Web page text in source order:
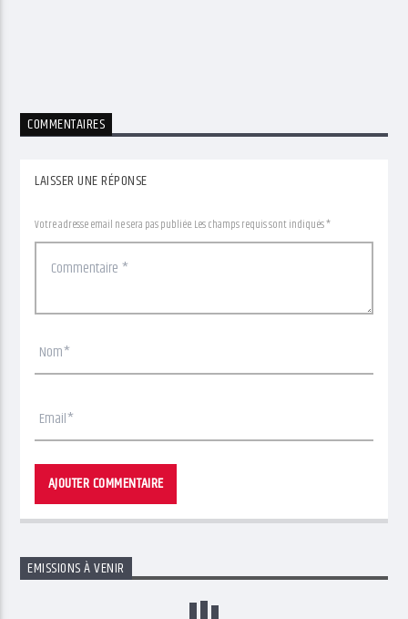
COMMENTAIRES
LAISSER UNE RÉPONSE
Votre adresse email ne sera pas publiée. Les champs requis sont indiqués *
EMISSIONS À VENIR